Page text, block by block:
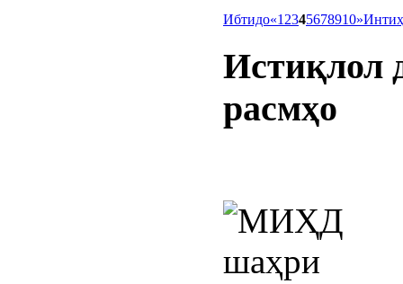
Ибтидо«1 2345678910»
Истиқлол
расмҳо